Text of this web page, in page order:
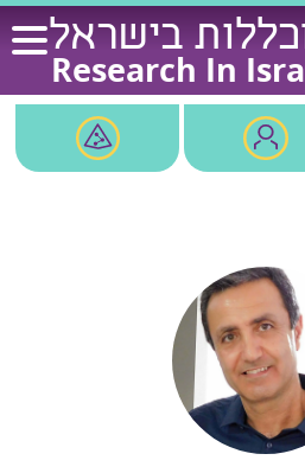
בישראל
Research In